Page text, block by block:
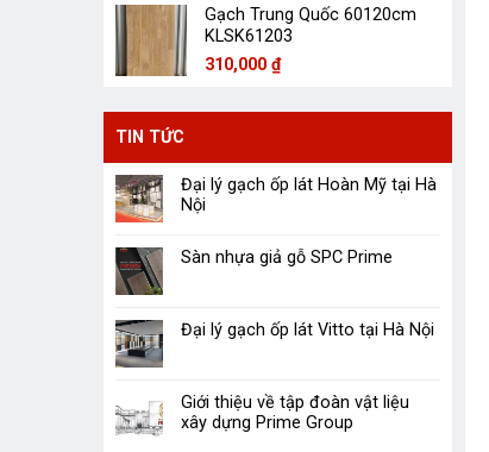
Gạch Trung Quốc 60120cm
KLSK61203
310,000 ₫
TIN TỨC
Đại lý gạch ốp lát Hoàn Mỹ tại Hà
Nội
Sàn nhựa giả gỗ SPC Prime
Đại lý gạch ốp lát Vitto tại Hà Nội
Giới thiệu về tập đoàn vật liệu
xây dựng Prime Group